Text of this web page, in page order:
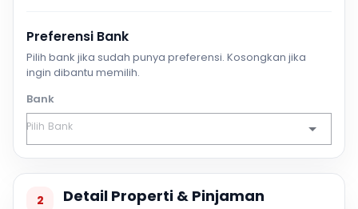
Preferensi Bank
Pilih bank jika sudah punya preferensi. Kosongkan jika
ingin dibantu memilih.
Bank
2 Detail Properti & Pinjaman